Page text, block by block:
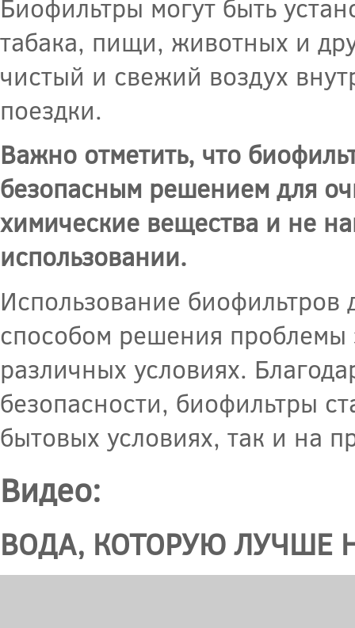
Биофильтры могут быть
табака, пищи, животных и
чистый и свежий воздух
поездки.
Важно отметить, что
безопасным решением для
химические вещества и не
использовании.
Использование биофильтров
способом решения проблемы
различных условиях.
безопасности, биофильтры
бытовых условиях, так и на
Видео:
ВОДА, КОТОРУЮ ЛУЧШЕ